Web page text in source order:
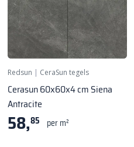
Redsun | CeraSun tegels
Cerasun 60x60x4 cm Siena
Antracite
58,85 per m²